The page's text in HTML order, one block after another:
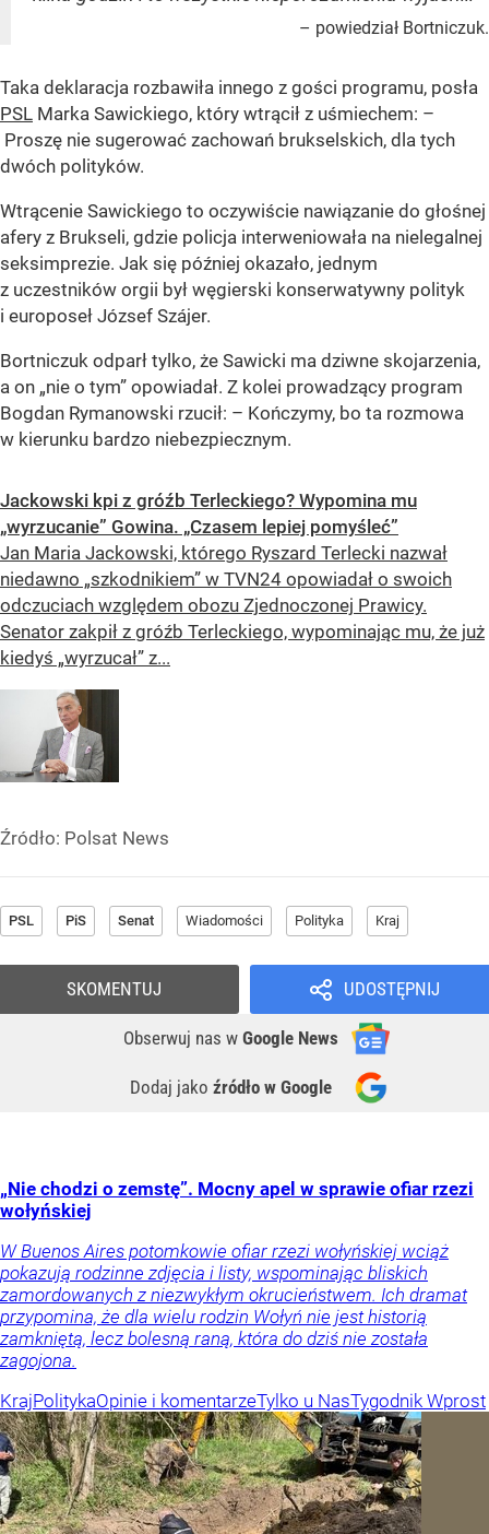
– powiedział Bortniczuk.
Taka deklaracja rozbawiła innego z gości programu, posła
PSL Marka Sawickiego, który wtrącił z uśmiechem: –
Proszę nie sugerować zachowań brukselskich, dla tych
dwóch polityków.
Wtrącenie Sawickiego to oczywiście nawiązanie do głośnej
afery z Brukseli, gdzie policja interweniowała na nielegalnej
seksimprezie. Jak się później okazało, jednym
z uczestników orgii był węgierski konserwatywny polityk
i europoseł József Szájer.
Bortniczuk odparł tylko, że Sawicki ma dziwne skojarzenia,
a on „nie o tym” opowiadał. Z kolei prowadzący program
Bogdan Rymanowski rzucił: – Kończymy, bo ta rozmowa
w kierunku bardzo niebezpiecznym.
Jackowski kpi z gróźb Terleckiego? Wypomina mu
„wyrzucanie” Gowina. „Czasem lepiej pomyśleć”
Jan Maria Jackowski, którego Ryszard Terlecki nazwał
niedawno „szkodnikiem” w TVN24 opowiadał o swoich
odczuciach względem obozu Zjednoczonej Prawicy.
Senator zakpił z gróźb Terleckiego, wypominając mu, że już
kiedyś „wyrzucał” z...
Źródło: Polsat News
PSL PiS Senat Wiadomości Polityka Kraj
UDOSTĘPNIJ
Obserwuj nas w Google News
Dodaj jako źródło w Google
SKOMENTUJ
„Nie chodzi o zemstę”. Mocny apel w sprawie ofiar rzezi
wołyńskiej
W Buenos Aires potomkowie ofiar rzezi wołyńskiej wciąż
pokazują rodzinne zdjęcia i listy, wspominając bliskich
zamordowanych z niezwykłym okrucieństwem. Ich dramat
przypomina, że dla wielu rodzin Wołyń nie jest historią
zamkniętą, lecz bolesną raną, która do dziś nie została
zagojona.
KrajPolitykaOpinie i komentarzeTylko u NasTygodnik Wprost